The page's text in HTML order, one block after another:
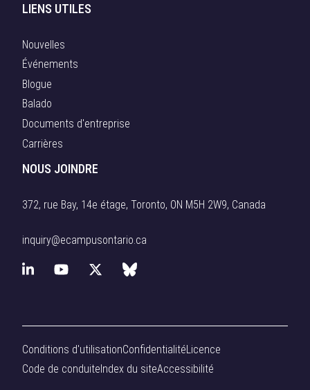
LIENS UTILES
Nouvelles
Événements
Blogue
Balado
Documents d'entreprise
Carrières
NOUS JOINDRE
372, rue Bay, 14e étage, Toronto, ON M5H 2W9, Canada
inquiry@ecampusontario.ca
L
n
k
Y
u
T
f
o
B
u
e
Conditions d'utilisationConfidentialitéLicence
Code de conduiteIndex du siteAccessibilité